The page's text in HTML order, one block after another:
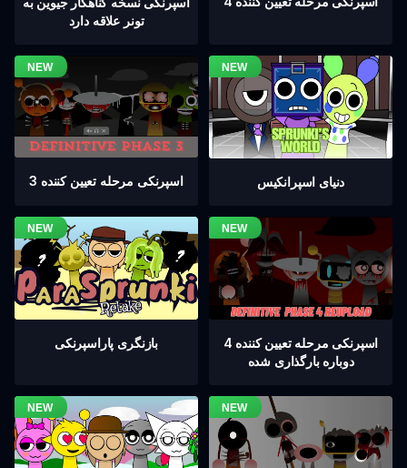
تونر علاقه دارد
اسپرنکی مرحله تعیین کننده 3 دنیای اسپرانکیس
بازنگری پاراسپرنکی
اسپرنکی مرحله تعیین کننده 4
دوباره بارگذاری شده